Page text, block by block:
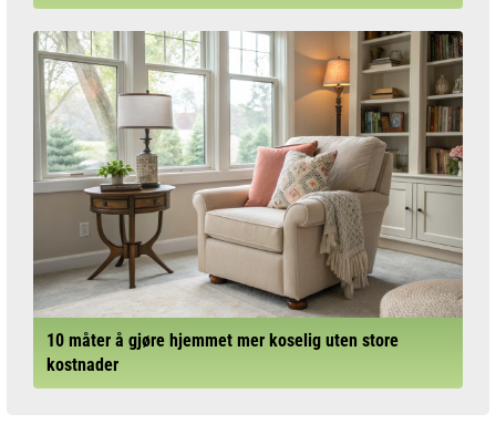
10 måter å gjøre hjemmet mer koselig uten store
kostnader